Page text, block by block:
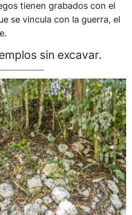
tienen grabados con el
se vincula con la guerra, el
sin excavar.